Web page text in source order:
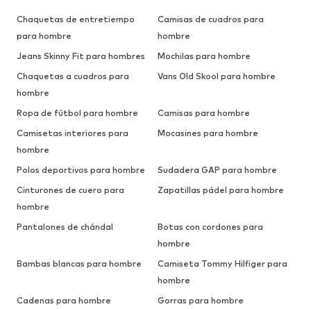
Chaquetas de entretiempo
para hombre
Camisas de cuadros para
hombre
Jeans Skinny Fit para hombres
Mochilas para hombre
Chaquetas a cuadros para
hombre
Vans Old Skool para hombre
Ropa de fútbol para hombre
Camisas para hombre
Camisetas interiores para
hombre
Mocasines para hombre
Polos deportivos para hombre
Sudadera GAP para hombre
Cinturones de cuero para
hombre
Zapatillas pádel para hombre
Pantalones de chándal
Botas con cordones para
hombre
Bambas blancas para hombre
Camiseta Tommy Hilfiger para
hombre
Cadenas para hombre
Gorras para hombre